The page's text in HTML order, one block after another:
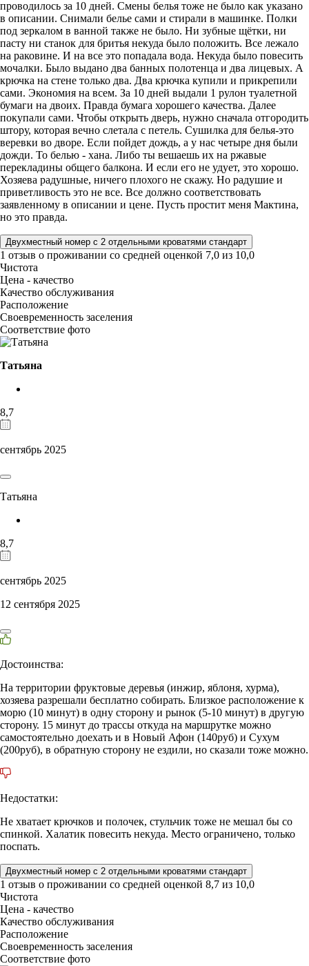
проводилось за 10 дней. Смены белья тоже не было как указано
в описании. Снимали белье сами и стирали в машинке. Полки
под зеркалом в ванной также не было. Ни зубные щётки, ни
пасту ни станок для бритья некуда было положить. Все лежало
на раковине. И на все это попадала вода. Некуда было повесить
мочалки. Было выдано два банных полотенца и два лицевых. А
крючка на стене только два. Два крючка купили и прикрепили
сами. Экономия на всем. За 10 дней выдали 1 рулон туалетной
бумаги на двоих. Правда бумага хорошего качества. Далее
покупали сами. Чтобы открыть дверь, нужно сначала отгородить
штору, которая вечно слетала с петель. Сушилка для белья-это
веревки во дворе. Если пойдет дождь, а у нас четыре дня были
дожди. То белью - хана. Либо ты вешаешь их на ржавые
перекладины общего балкона. И если его не удует, это хорошо.
Хозяева радушные, ничего плохого не скажу. Но радушие и
приветливость это не все. Все должно соответствовать
заявленному в описании и цене. Пусть простит меня Мактина,
но это правда.
Двухместный номер с 2 отдельными кроватями стандарт
1 отзыв о проживании со средней оценкой 7,0 из 10,0
Чистота
Цена - качество
Качество обслуживания
Расположение
Своевременность заселения
Соответствие фото
Татьяна
8,7
сентябрь 2025
Татьяна
8,7
сентябрь 2025
12 сентября 2025
Достоинства:
На территории фруктовые деревья (инжир, яблоня, хурма),
хозяева разрешали бесплатно собирать. Близкое расположение к
морю (10 минут) в одну сторону и рынок (5-10 минут) в другую
сторону. 15 минут до трассы откуда на маршрутке можно
самостоятельно доехать и в Новый Афон (140руб) и Сухум
(200руб), в обратную сторону не ездили, но сказали тоже можно.
Недостатки:
Не хватает крючков и полочек, стульчик тоже не мешал бы со
спинкой. Халатик повесить некуда. Место ограничено, только
поспать.
Двухместный номер с 2 отдельными кроватями стандарт
1 отзыв о проживании со средней оценкой 8,7 из 10,0
Чистота
Цена - качество
Качество обслуживания
Расположение
Своевременность заселения
Соответствие фото